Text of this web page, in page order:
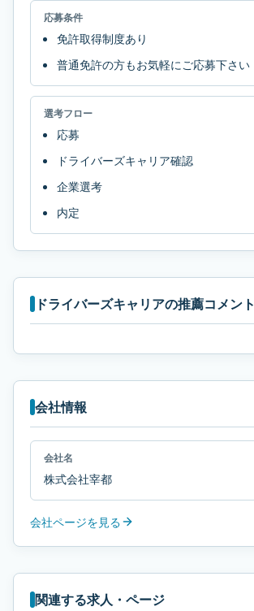
応募条件
免許取得制度あり
普通免許の方もお気軽にご応募下さい
選考フロー
応募
ドライバーズキャリア確認
企業選考
内定
ドライバーズキャリアの推薦コメント
会社情報
会社名
株式会社宰都
会社ページを見る
関連する求人・ページ